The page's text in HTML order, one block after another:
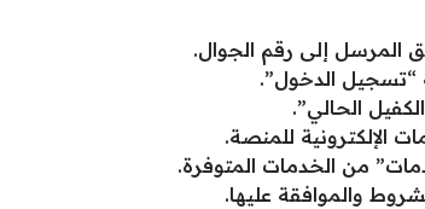
المرسل إلى رقم الجوال.
“تسجيل الدخول”.
الحالي”.
الإلكترونية للمنصة.
من الخدمات المتوفرة.
والموافقة عليها.